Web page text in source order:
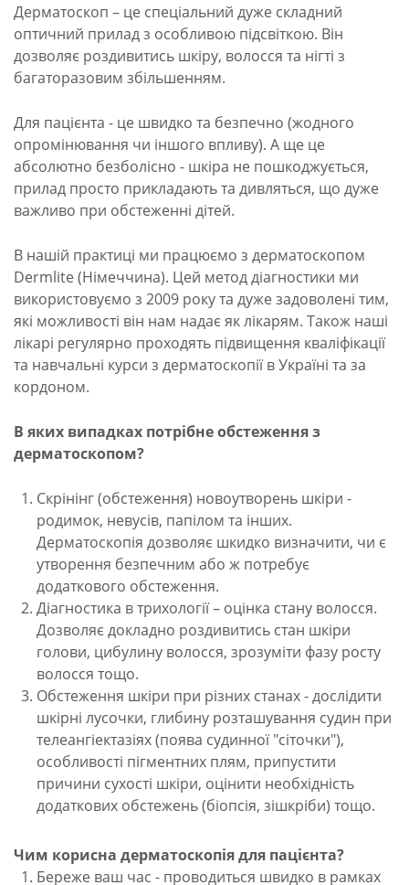
Дерматоскоп – це спеціальний дуже складний
оптичний прилад з особливою підсвіткою. Він
дозволяє роздивитись шкіру, волосся та нігті з
багаторазовим збільшенням.
Для пацієнта - це швидко та безпечно (жодного
опромінювання чи іншого впливу). А ще це
абсолютно безболісно - шкіра не пошкоджується,
прилад просто прикладають та дивляться, що дуже
важливо при обстеженні дітей.
В нашій практиці ми працюємо з дерматоскопом
Dermlite (Німеччина). Цей метод діагностики ми
використовуємо з 2009 року та дуже задоволені тим,
які можливості він нам надає як лікарям. Також наші
лікарі регулярно проходять підвищення кваліфікації
та навчальні курси з дерматоскопії в Україні та за
кордоном.
В яких випадках потрібне обстеження з
дерматоскопом?
Скрінінг (обстеження) новоутворень шкіри -
родимок, невусів, папілом та інших.
Дерматоскопія дозволяє шкидко визначити, чи є
утворення безпечним або ж потребує
додаткового обстеження.
Діагностика в трихології – оцінка стану волосся.
Дозволяє докладно роздивитись стан шкіри
голови, цибулину волосся, зрозуміти фазу росту
волосся тощо.
Обстеження шкіри при різних станах - дослідити
шкірні лусочки, глибину розташування судин при
телеангіектазіях (поява судинної "сіточки"),
особливості пігментних плям, припустити
причини сухості шкіри, оцінити необхідність
додаткових обстежень (біопсія, зішкріби) тощо.
Чим корисна дерматоскопія для пацієнта?
Береже ваш час - проводиться швидко в рамках